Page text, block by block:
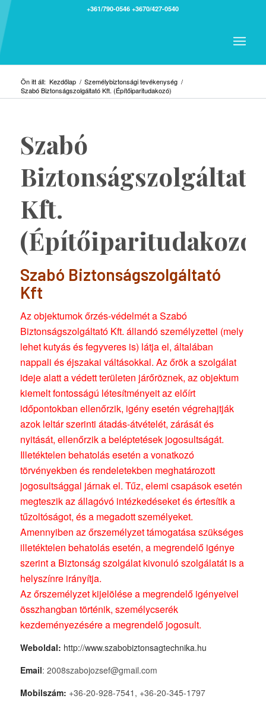
+361/790-0546 +3670/427-0540
Ön itt áll: Kezdőlap / Személybiztonsági tevékenység /
Szabó Biztonságszolgáltató Kft. (Építőiparitudakozó)
Szabó
Biztonságszolgáltató
Kft.
(Építőiparitudakozó)
Szabó Biztonságszolgáltató
Kft
Az objektumok őrzés-védelmét a Szabó
Biztonságszolgáltató Kft. állandó személyzettel (mely
lehet kutyás és fegyveres is) látja el, általában
nappali és éjszakai váltásokkal. Az őrök a szolgálat
ideje alatt a védett területen járőröznek, az objektum
kiemelt fontosságú létesítményeit az előírt
időpontokban ellenőrzik, igény esetén végrehajtják
azok leltár szerinti átadás-átvételét, zárását és
nyitását, ellenőrzik a beléptetések jogosultságát.
Illetéktelen behatolás esetén a vonatkozó
törvényekben és rendeletekben meghatározott
jogosultsággal járnak el. Tűz, elemi csapások esetén
megteszik az állagóvó intézkedéseket és értesítik a
tűzoltóságot, és a megadott személyeket.
Amennyiben az őrszemélyzet támogatása szükséges
illetéktelen behatolás esetén, a megrendelő igénye
szerint a Biztonság szolgálat kivonuló szolgálatát is a
helyszínre irányítja.
Az őrszemélyzet kijelölése a megrendelő igényeivel
összhangban történik, személycserék
kezdeményezésére a megrendelő jogosult.
Weboldal: http://www.szabobiztonsagtechnika.hu
Email: 2008szabojozsef@gmail.com
Mobilszám: +36-20-928-7541, +36-20-345-1797